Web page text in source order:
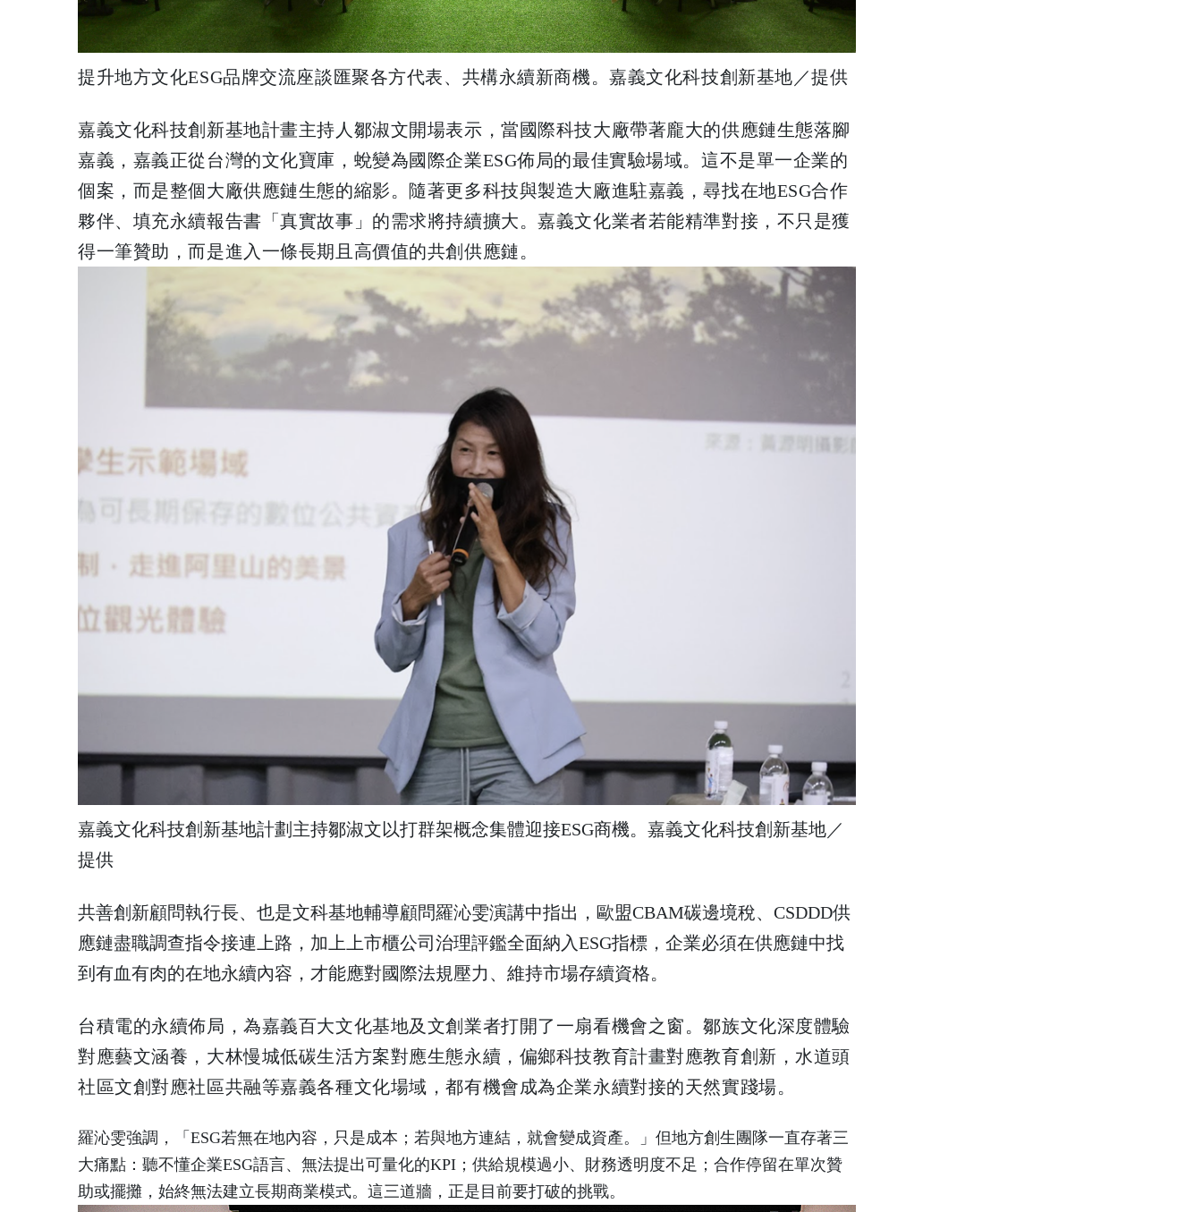
提升地方文化ESG品牌交流座談匯聚各方代表、共構永續新商機。嘉義文化科技創新基地／提供
嘉義文化科技創新基地計畫主持人鄒淑文開場表示，當國際科技大廠帶著龐大的供應鏈生態落腳
嘉義，嘉義正從台灣的文化寶庫，蛻變為國際企業ESG佈局的最佳實驗場域。這不是單一企業的
個案，而是整個大廠供應鏈生態的縮影。隨著更多科技與製造大廠進駐嘉義，尋找在地ESG合作
夥伴、填充永續報告書「真實故事」的需求將持續擴大。嘉義文化業者若能精準對接，不只是獲
得一筆贊助，而是進入一條長期且高價值的共創供應鏈。
嘉義文化科技創新基地計劃主持鄒淑文以打群架概念集體迎接ESG商機。嘉義文化科技創新基地／
提供
共善創新顧問執行長、也是文科基地輔導顧問羅沁雯演講中指出，歐盟CBAM碳邊境稅、CSDDD供
應鏈盡職調查指令接連上路，加上上市櫃公司治理評鑑全面納入ESG指標，企業必須在供應鏈中找
到有血有肉的在地永續內容，才能應對國際法規壓力、維持市場存續資格。
台積電的永續佈局，為嘉義百大文化基地及文創業者打開了一扇看機會之窗。鄒族文化深度體驗
對應藝文涵養，大林慢城低碳生活方案對應生態永續，偏鄉科技教育計畫對應教育創新，水道頭
社區文創對應社區共融等嘉義各種文化場域，都有機會成為企業永續對接的天然實踐場。
羅沁雯強調，「ESG若無在地內容，只是成本；若與地方連結，就會變成資產。」但地方創生團隊一直存著三
大痛點：聽不懂企業ESG語言、無法提出可量化的KPI；供給規模過小、財務透明度不足；合作停留在單次贊
助或擺攤，始終無法建立長期商業模式。這三道牆，正是目前要打破的挑戰。